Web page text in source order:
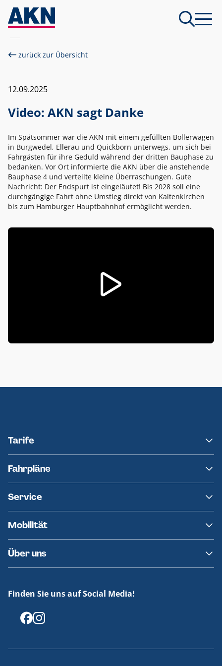
zurück zur Übersicht
12.09.2025
Video: AKN sagt Danke
Im Spätsommer war die AKN mit einem gefüllten Bollerwagen
in Burgwedel, Ellerau und Quickborn unterwegs, um sich bei
Fahrgästen für ihre Geduld während der dritten Bauphase zu
bedanken. Vor Ort informierte die AKN über die anstehende
Bauphase 4 und verteilte kleine Überraschungen. Gute
Nachricht: Der Endspurt ist eingeläutet! Bis 2028 soll eine
durchgängige Fahrt ohne Umstieg direkt von Kaltenkirchen
bis zum Hamburger Hauptbahnhof ermöglicht werden.
Tarife
hvv
Fahrpläne
Ersatzverkehr
AKN News-Service
Service
Fundsachen
Häufige Fragen
Mobilität
Barrierefreies Reisen
Erklärung Barrierefreiheit
Über uns
Offenlegungen
Finden Sie uns auf Social Media!